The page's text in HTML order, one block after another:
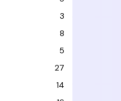
3
8
5
27
14